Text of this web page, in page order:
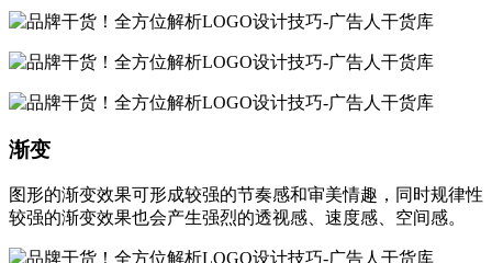
渐变
图形的渐变效果可形成较强的节奏感和审美情趣，同时规律性
较强的渐变效果也会产生强烈的透视感、速度感、空间感。